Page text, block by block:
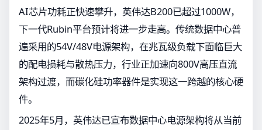
AI芯片功耗正快速攀升，英伟达B200已超过1000W，
下一代Rubin平台预计将进一步走高。传统数据中心普
遍采用的54V/48V电源架构，在兆瓦级负载下面临巨大
的配电损耗与散热压力，行业正加速向800V高压直流
架构过渡，而碳化硅功率器件是实现这一跨越的核心硬
件。
2025年5月，英伟达已宣布数据中心电源架构将从当前